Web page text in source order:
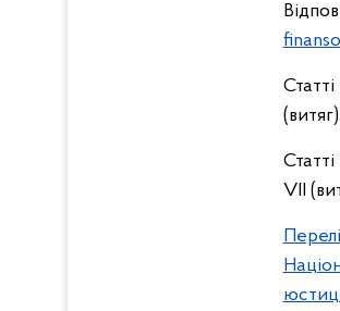
(витяг).
VII